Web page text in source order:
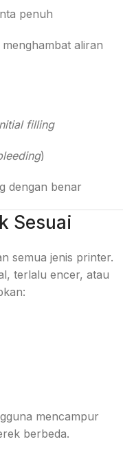
penuh
aliran
filling
)
dengan benar
Sesuai
semua jenis printer.
terlalu encer, atau
mencampur
berbeda.